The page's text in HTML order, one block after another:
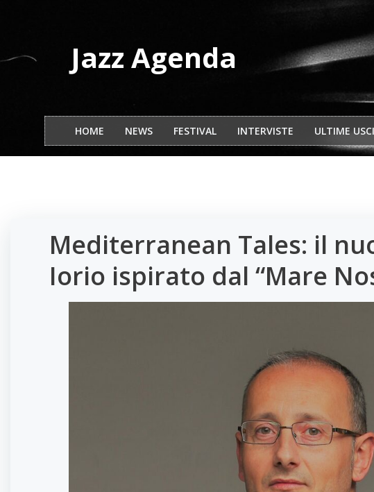
Jazz Agenda
HOME NEWS FESTIVAL INTERVISTE ULTIME
Mediterranean Tales: il
Iorio ispirato dal “Mare